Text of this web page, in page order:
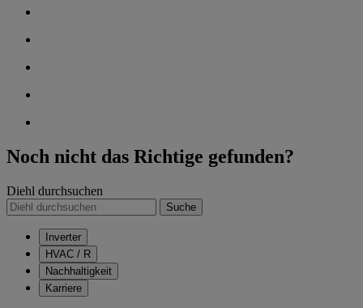
Noch nicht das Richtige gefunden?
Diehl durchsuchen
Suche
Inverter
HVAC / R
Nachhaltigkeit
Karriere